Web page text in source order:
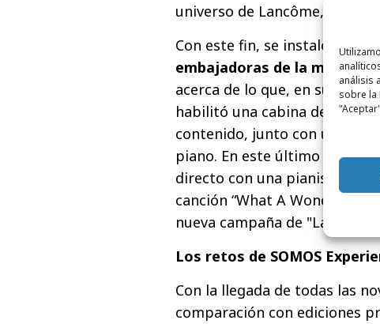
análisis
sobre la
universo de Lancôme,
Con este fin, se instaló un
embajadoras de la marca
acerca de lo que, en su
habilitó una cabina de
contenido, junto con un
piano. En este último
directo con una pianista y
canción “What A Wonderful
nueva campaña de "La vie est
Los retos de SOMOS
Con la llegada de todas las
comparación con ediciones